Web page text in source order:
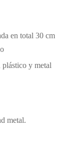
en total 30 cm
y metal
metal.